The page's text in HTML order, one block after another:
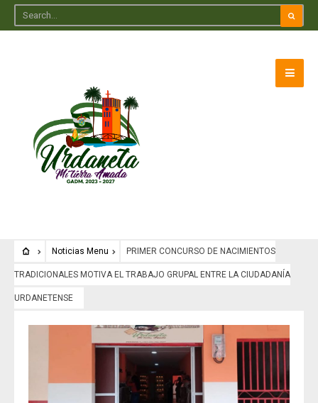
Noticias Menu PRIMER CONCURSO DE NACIMIENTOS
TRADICIONALES MOTIVA EL TRABAJO GRUPAL ENTRE LA CIUDADANÍA
URDANETENSE